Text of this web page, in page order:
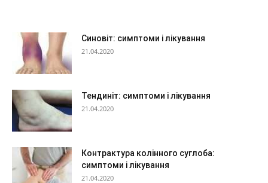
Синовіт: симптоми і лікування
21.04.2020
Тендиніт: симптоми і лікування
21.04.2020
Контрактура колінного суглоба:
симптоми і лікування
21.04.2020